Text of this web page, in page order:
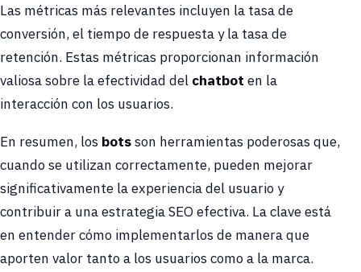
Las métricas más relevantes incluyen la tasa de
conversión, el tiempo de respuesta y la tasa de
retención. Estas métricas proporcionan información
valiosa sobre la efectividad del chatbot en la
interacción con los usuarios.
En resumen, los botsson herramientas poderosas que,
cuando se utilizan correctamente, pueden mejorar
significativamente la experiencia del usuario y
contribuir a una estrategia SEO efectiva. La clave está
en entender cómo implementarlos de manera que
aporten valor tanto a los usuarios como a la marca.